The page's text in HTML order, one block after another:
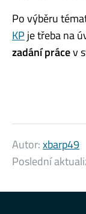
Po výběru
KP je třeba na
zadání prácev
Autor:xbarp49
Poslední